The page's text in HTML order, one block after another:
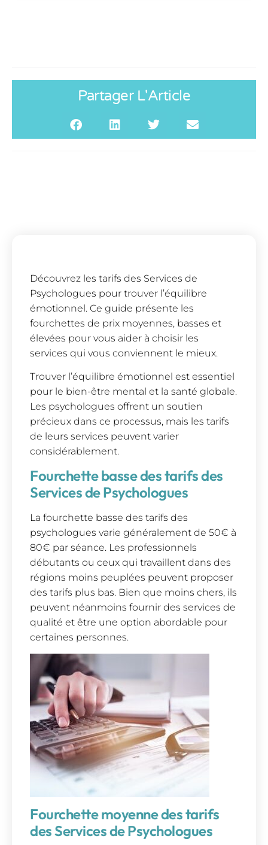
Partager L'Article
Découvrez les tarifs des Services de
Psychologues pour trouver l’équilibre
émotionnel. Ce guide présente les
fourchettes de prix moyennes, basses et
élevées pour vous aider à choisir les
services qui vous conviennent le mieux.
Trouver l’équilibre émotionnel est essentiel
pour le bien-être mental et la santé globale.
Les psychologues offrent un soutien
précieux dans ce processus, mais les tarifs
de leurs services peuvent varier
considérablement.
Fourchette basse des tarifs des
Services de Psychologues
La fourchette basse des tarifs des
psychologues varie généralement de 50€ à
80€ par séance. Les professionnels
débutants ou ceux qui travaillent dans des
régions moins peuplées peuvent proposer
des tarifs plus bas. Bien que moins chers, ils
peuvent néanmoins fournir des services de
qualité et être une option abordable pour
certaines personnes.
Fourchette moyenne des tarifs
des Services de Psychologues